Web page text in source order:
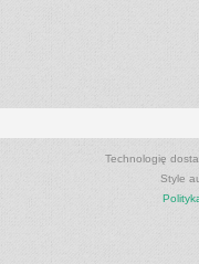
Technologię
Style